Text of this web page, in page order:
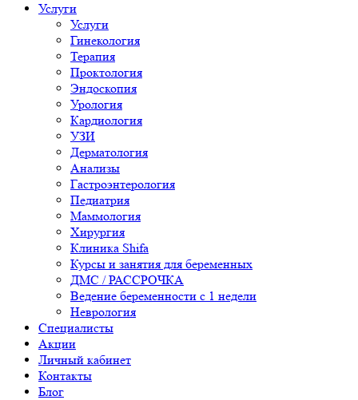
Услуги
Услуги
Гинекология
Терапия
Проктология
Эндоскопия
Урология
Кардиология
УЗИ
Дерматология
Анализы
Гастроэнтерология
Педиатрия
Маммология
Хирургия
Клиника Shifa
Курсы и занятия для беременных
ДМС / РАССРОЧКА
Ведение беременности с 1 недели
Неврология
Специалисты
Акции
Личный кабинет
Контакты
Блог